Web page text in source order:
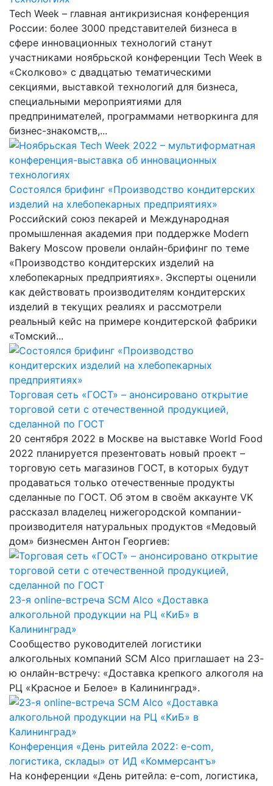
Tech Week – главная антикризисная конференция
России: более 3000 представителей бизнеса в
сфере инновационных технологий станут
участниками ноябрьской конференции Tech Week в
«Сколково» с двадцатью тематическими
секциями, выставкой технологий для бизнеса,
специальными мероприятиями для
предпринимателей, программами нетворкинга для
бизнес-знакомств,...
Состоялся брифинг «Производство кондитерских
изделий на хлебопекарных предприятиях»
Российский союз пекарей и Международная
промышленная академия при поддержке Modern
Bakery Moscow провели онлайн-брифинг по теме
«Производство кондитерских изделий на
хлебопекарных предприятиях». Эксперты оценили
как действовать производителям кондитерских
изделий в текущих реалиях и рассмотрели
реальный кейс на примере кондитерской фабрики
«Томский...
Торговая сеть «ГОСТ» – анонсировано открытие
торговой сети с отечественной продукцией,
сделанной по ГОСТ
20 сентября 2022 в Москве на выставке World Food
2022 планируется презентовать новый проект –
торговую сеть магазинов ГОСТ, в которых будут
продаваться только отечественные продукты
сделанные по ГОСТ. Об этом в своём аккаунте VK
рассказал владелец нижегородской компании-
производителя натуральных продуктов «Медовый
дом» бизнесмен Антон Георгиев:
23-я online-встреча SCM Alco «Доставка
алкогольной продукции на РЦ «КиБ» в
Калининград»
Сообщество руководителей логистики
алкогольных компаний SCM Alco приглашает на 23-
ю онлайн-встречу: «Доставка крепкого алкоголя на
РЦ «Красное и Белое» в Калининград».
Конференция «День ритейла 2022: e-com,
логистика, склады» от ИД «Коммерсантъ»
На конференции «День ритейла: e-com, логистика,